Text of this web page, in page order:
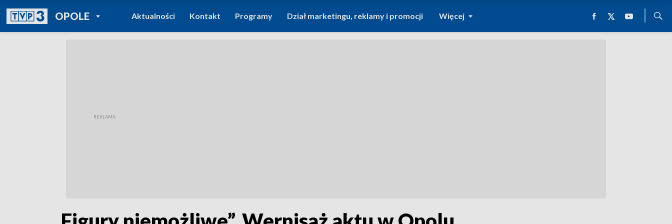
OPOLEPOWRÓT DO
TVP REGIONY
Aktualności Kontakt Programy Dział marketingu, reklamy i promocji Więcej